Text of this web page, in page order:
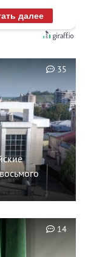
далее
35
14